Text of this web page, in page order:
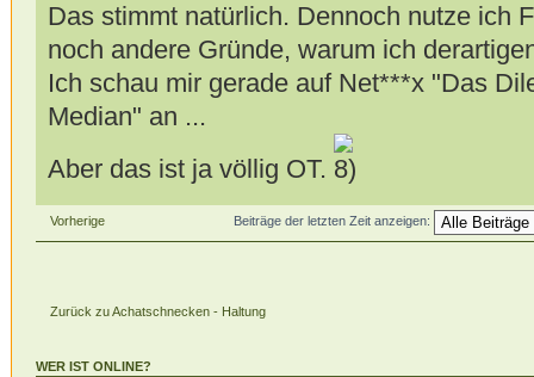
Das stimmt natürlich. Dennoch nutze ich
noch andere Gründe, warum ich
Ich schau mir gerade auf Net***x "Das
Median" an ...
Aber das ist ja völlig OT.
Vorherige Beiträge der letzten Zeit anzeigen:
Zurück zu Achatschnecken - Haltung
WER IST ONLINE?